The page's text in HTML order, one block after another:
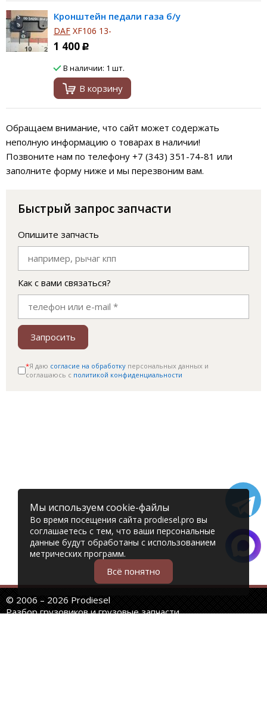
Кронштейн педали газа б/у
DAF XF106 13-
1 400 Р
В наличии: 1 шт.
В корзину
Обращаем внимание, что сайт может содержать
неполную информацию о товарах в наличии!
Позвоните нам по телефону +7 (343) 351-74-81 или
заполните форму ниже и мы перезвоним вам.
Быстрый запрос запчасти
Опишите запчасть
Как с вами связаться?
Запросить
*Я даю согласие на обработку персональных данных и
соглашаюсь c политикой конфиденциальности
© 2006 – 2026 Prodiesel
Разбор грузовиков и грузовые запчасти
Мы используем cookie-файлы
Во время посещения сайта prodiesel.pro вы
соглашаетесь с тем, что ваши персональные
данные будут обработаны с использованием
метрических программ.
Всё понятно